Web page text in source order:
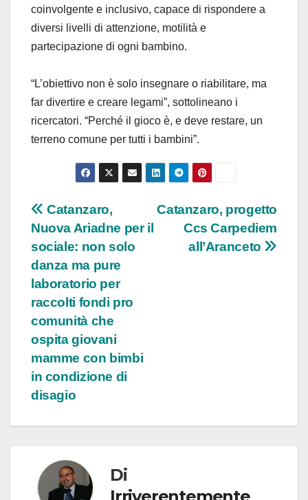
coinvolgente e inclusivo, capace di rispondere a
diversi livelli di attenzione, motilità e
partecipazione di ogni bambino.
“L’obiettivo non è solo insegnare o riabilitare, ma
far divertire e creare legami”, sottolineano i
ricercatori. “Perché il gioco è, e deve restare, un
terreno comune per tutti i bambini”.
Navigazione
articoli
Catanzaro, progetto
Ccs Carpediem
all’Aranceto
Catanzaro,
Nuova Ariadne per il
sociale: non solo
danza ma pure
laboratorio per
raccolti fondi pro
comunità che
ospita giovani
mamme con bimbi
in condizione di
disagio
Di